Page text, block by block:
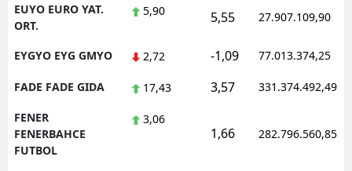
EUYO EURO YAT.
ORT.
5,90 5,55 27.907.109,90
EYGYO EYG GMYO 2,72 -1,09 77.013.374,25
FADE FADE GIDA 17,43 3,57 331.374.492,49
FENER
FENERBAHCE
FUTBOL
3,06
1,66 282.796.560,85